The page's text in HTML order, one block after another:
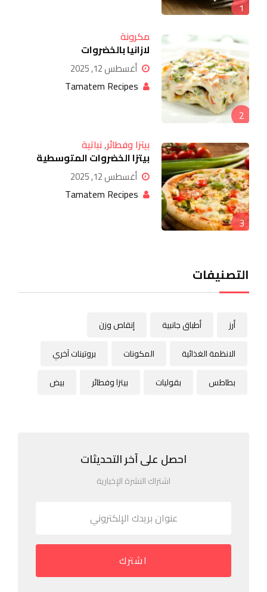
مكرونة
لازانيا بالخضروات
أغسطس 12, 2025
Tamatem Recipes
3
بيتزا وفطائر,نباتية
بيتزا الخضروات المتوسطية
أغسطس 12, 2025
Tamatem Recipes
التصنيفات
أطباق جانبية
إنقاص وزن
الانظمة الغذائية
المكونات
بروتينات آخري
بطاطس
بقوليات بيتزا وفطائر بيض
احصل على آخر التحديثات
اشتراك النشرة الإخبارية
اشترك